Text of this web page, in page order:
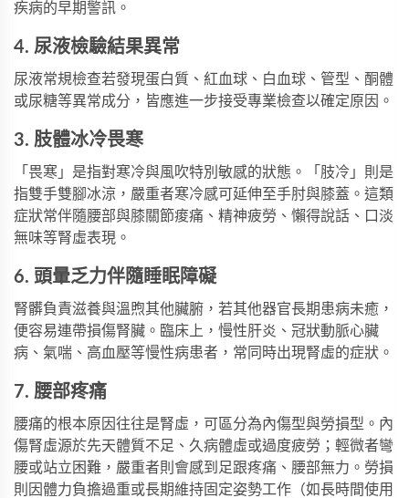
疾病的早期警訊。
4. 尿液檢驗結果異常
尿液常規檢查若發現蛋白質、紅血球、白血球、管型、酮體
或尿糖等異常成分，皆應進一步接受專業檢查以確定原因。
3. 肢體冰冷畏寒
「畏寒」是指對寒冷與風吹特別敏感的狀態。「肢冷」則是
指雙手雙腳冰涼，嚴重者寒冷感可延伸至手肘與膝蓋。這類
症狀常伴隨腰部與膝關節痠痛、精神疲勞、懶得說話、口淡
無味等腎虛表現。
6. 頭暈乏力伴隨睡眠障礙
腎髒負責滋養與溫煦其他臟腑，若其他器官長期患病未癒，
便容易連帶損傷腎臟。臨床上，慢性肝炎、冠狀動脈心臟
病、氣喘、高血壓等慢性病患者，常同時出現腎虛的症狀。
7. 腰部疼痛
腰痛的根本原因往往是腎虛，可區分為內傷型與勞損型。內
傷腎虛源於先天體質不足、久病體虛或過度疲勞；輕微者彎
腰或站立困難，嚴重者則會感到足跟疼痛、腰部無力。勞損
則因體力負擔過重或長期維持固定姿勢工作（如長時間使用